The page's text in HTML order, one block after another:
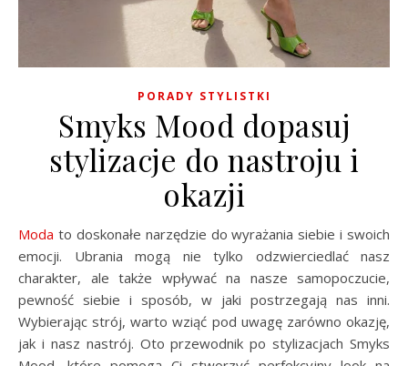
PORADY STYLISTKI
Smyks Mood dopasuj
stylizacje do nastroju i
okazji
Moda to doskonałe narzędzie do wyrażania siebie i swoich
emocji. Ubrania mogą nie tylko odzwierciedlać nasz
charakter, ale także wpływać na nasze samopoczucie,
pewność siebie i sposób, w jaki postrzegają nas inni.
Wybierając strój, warto wziąć pod uwagę zarówno okazję,
jak i nasz nastrój. Oto przewodnik po stylizacjach Smyks